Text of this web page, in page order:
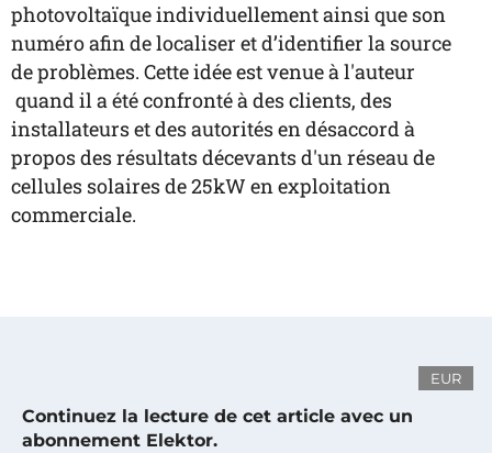
photovoltaïque individuellement ainsi que son
numéro afin de localiser et d’identifier la source
de problèmes. Cette idée est venue à l'auteur
quand il a été confronté à des clients, des
installateurs et des autorités en désaccord à
propos des résultats décevants d'un réseau de
cellules solaires de 25kW en exploitation
commerciale.
EUR
Continuez la lecture de cet article avec un
abonnement Elektor.